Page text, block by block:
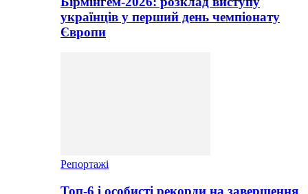
українців у перший день чемпіонату
Європи
Репортажі
Топ-6 і особисті рекорди на завершення